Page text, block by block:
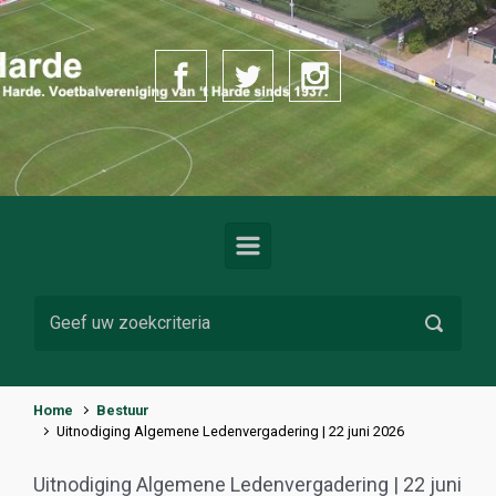
Spring naar de hoofdinhoud
Home
Bestuur
Uitnodiging Algemene Ledenvergadering | 22 juni 2026
Uitnodiging Algemene Ledenvergadering | 22 juni